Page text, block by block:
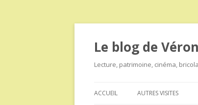
Le blog de
Lecture, patrimoine, cinéma,
ACCUEIL AUTRES VISITES